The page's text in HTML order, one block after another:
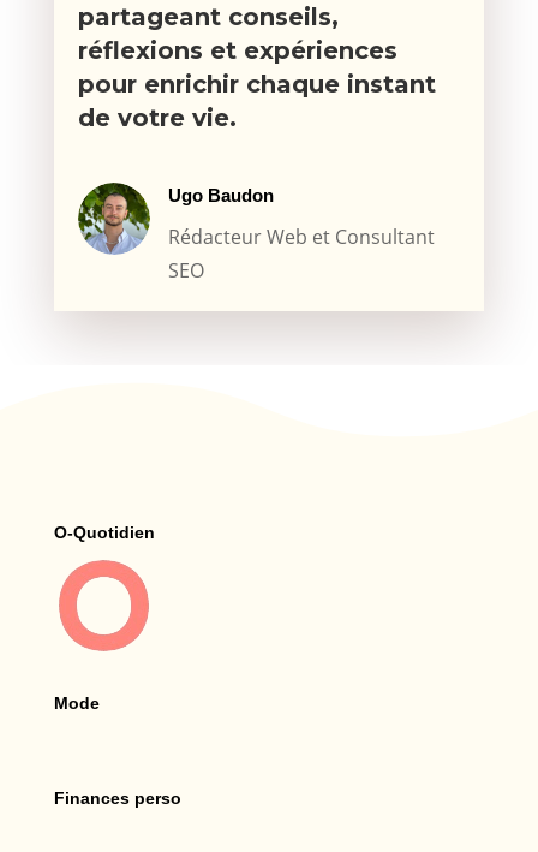
partageant conseils,
réflexions et expériences
pour enrichir chaque instant
de votre vie.
Ugo Baudon
Rédacteur Web et Consultant
SEO
O-Quotidien
Mode
Finances perso